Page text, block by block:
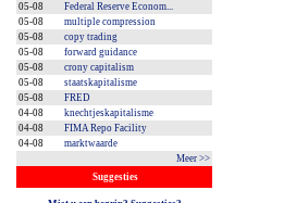
05-08
Federal Reserve Econom...
05-08
multiple compression
05-08
copy trading
05-08
forward guidance
05-08
crony capitalism
05-08
staatskapitalisme
05-08
FRED
04-08
knechtjeskapitalisme
04-08
FIMA Repo Facility
04-08
marktwaarde
Meer >>
Suggesties